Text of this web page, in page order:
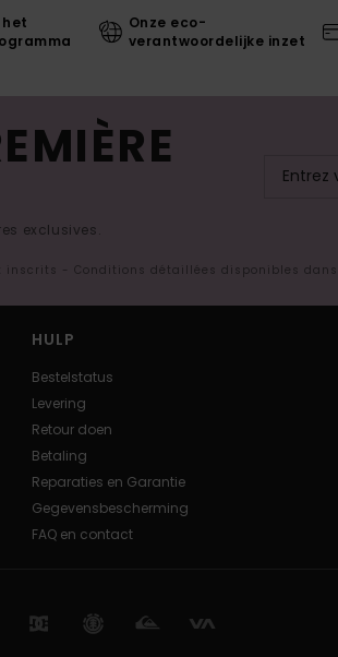
Onze eco-
verantwoordelijke inzet
exclusives.
inscrits - Conditions détaillées disponibles
HULP
Bestelstatus
Levering
Retour doen
Betaling
Reparaties en Garantie
Gegevensbescherming
FAQ en contact